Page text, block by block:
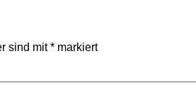
sind mit* markiert